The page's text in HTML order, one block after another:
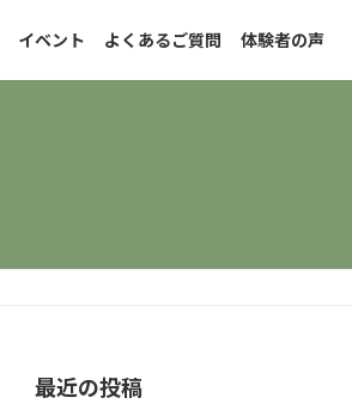
イベント よくあるご質問 体験者の声
最近の投稿